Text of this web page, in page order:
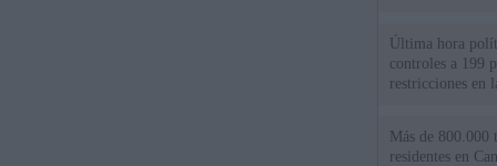
Última hora
controles a 199
restricciones en
Más de 800.000
residentes en